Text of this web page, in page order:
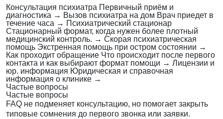
Консультация психиатра Первичный приём и
диагностика → Вызов психиатра на дом Врач приедет в
течение часа → Психиатрический стационар
Стационарный формат, когда нужен более плотный
медицинский контроль. → Скорая психиатрическая
помощь Экстренная помощь при остром состоянии →
Как проходит обращение Что происходит после первого
контакта и как выбирают формат помощи → Лицензии и
юр. информация Юридическая и справочная
информация о клинике →
Частые вопросы
Частые вопросы
FAQ не подменяет консультацию, но помогает закрыть
типовые сомнения до первого звонка или заявки.